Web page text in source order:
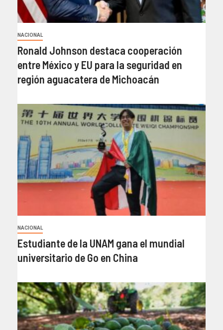
NACIONAL
Ronald Johnson destaca cooperación
entre México y EU para la seguridad en
región aguacatera de Michoacán
NACIONAL
Estudiante de la UNAM gana el mundial
universitario de Go en China